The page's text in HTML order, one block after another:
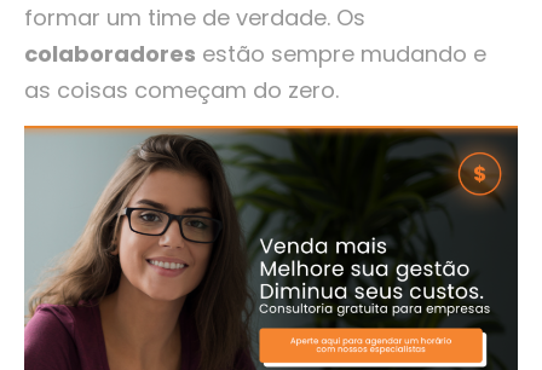
formar um time de verdade. Os
colaboradores estão sempre mudando e
as coisas começam do zero.